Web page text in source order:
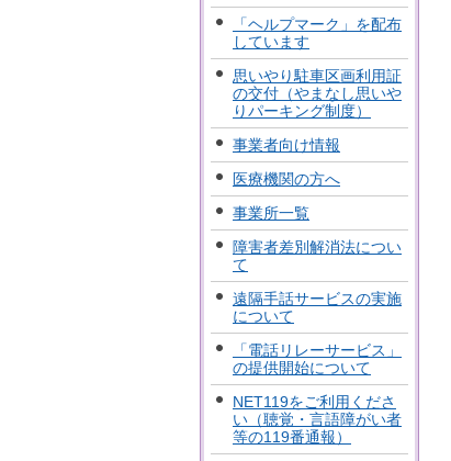
「ヘルプマーク」を配布
しています
思いやり駐車区画利用証
の交付（やまなし思いや
りパーキング制度）
事業者向け情報
医療機関の方へ
事業所一覧
障害者差別解消法につい
て
遠隔手話サービスの実施
について
「電話リレーサービス」
の提供開始について
NET119をご利用くださ
い（聴覚・言語障がい者
等の119番通報）